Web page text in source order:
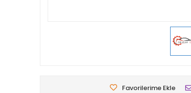
Favorilerime Ekle